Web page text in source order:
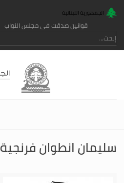
الجمهورية اللبنانية
قوانين صدقت في مجلس النواب
سليمان انطوان فرنجية